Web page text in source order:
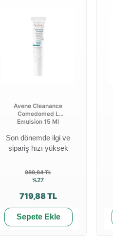
Avene Cleanance
Comedomed L
Emulsion 15 Ml
Son dönemde ilgi ve
sipariş hızı yüksek
989,84 TL
%27
719,88 TL
Sepete Ekle